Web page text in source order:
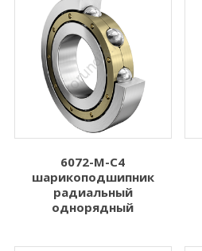
Статическая
нагрузка C0r (N)
6072-M-C4
шарикоподшипник
радиальный
однорядный